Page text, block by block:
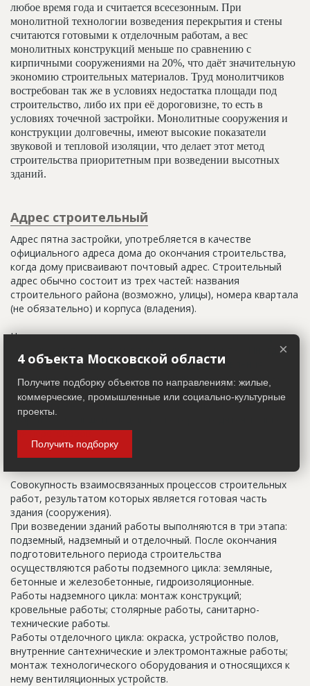
любое время года и считается всесезонным. При
монолитной технологии возведения перекрытия и стены
считаются готовыми к отделочным работам, а вес
монолитных конструкций меньше по сравнению с
кирпичными сооружениями на 20%, что даёт значительную
экономию строительных материалов. Труд монолитчиков
востребован так же в условиях недостатка площади под
строительство, либо их при её дороговизне, то есть в
условиях точечной застройки. Монолитные сооружения и
конструкции долговечны, имеют высокие показатели
звуковой и тепловой изоляции, что делает этот метод
строительства приоритетным при возведении высотных
зданий.
Адрес строительный
Адрес пятна застройки, употребляется в качестве
официального адреса дома до окончания строительства,
когда дому присваивают почтовый адрес. Строительный
адрес обычно состоит из трех частей: названия
строительного района (возможно, улицы), номера квартала
(не обязательно) и корпуса (владения).
Настоящим строительным адресом можно считать адрес,
указанный в правоустанавливающих документах. Иногда
строительные организации делают свои добавления
(например, вторая очередь). В официальных документах
должен присутствовать официальный строительный адрес,
а все остальное - это уточнения типа "шестикомнатная
квартира с большой кладовой", которые годятся только
для переговоров.
Цикл строительства
Совокупность взаимосвязанных процессов строительных
работ, результатом которых является готовая часть
здания (сооружения).
При возведении зданий работы выполняются в три этапа:
подземный, надземный и отделочный. После окончания
подготовительного периода строительства
осуществляются работы подземного цикла: земляные,
бетонные и железобетонные, гидроизоляционные.
Работы надземного цикла: монтаж конструкций;
кровельные работы; столярные работы, санитарно-
технические работы.
Работы отделочного цикла: окраска, устройство полов,
внутренние сантехнические и электромонтажные работы;
монтаж технологического оборудования и относящихся к
нему вентиляционных устройств.
×
4 объекта Московской области
Получите подборку объектов по направлениям: жилые,
коммерческие, промышленные или социально-культурные
проекты.
Получить подборку